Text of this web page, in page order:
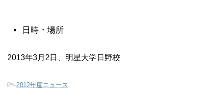
日時・場所
2013年3月2日、明星大学日野校
-2012年度ニュース